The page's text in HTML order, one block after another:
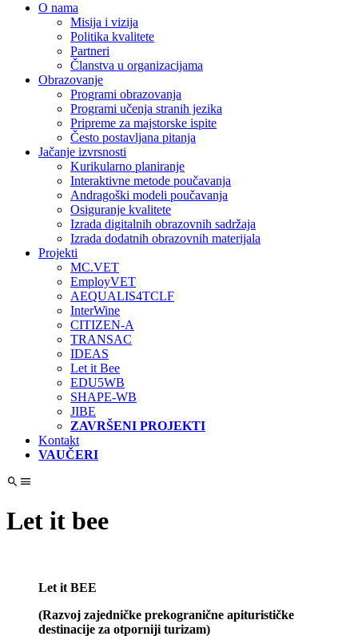
O nama
Misija i vizija
Politika kvalitete
Partneri
Članstva u organizacijama
Obrazovanje
Programi obrazovanja
Programi učenja stranih jezika
Pripreme za majstorske ispite
Često postavljana pitanja
Jačanje izvrsnosti
Kurikularno planiranje
Interaktivne metode poučavanja
Andragoški modeli poučavanja
Osiguranje kvalitete
Izrada digitalnih obrazovnih sadržaja
Izrada dodatnih obrazovnih materijala
Projekti
MC.VET
EmployVET
AEQUALIS4TCLF
InterWine
CITIZEN-A
TRANSAC
IDEAS
Let it Bee
EDU5WB
SHAPE-WB
JIBE
ZAVRŠENI PROJEKTI
Kontakt
VAUČERI
Let it bee
Let it BEE
(Razvoj zajedničke prekogranične apiturističke
destinacije za otporniji turizam)